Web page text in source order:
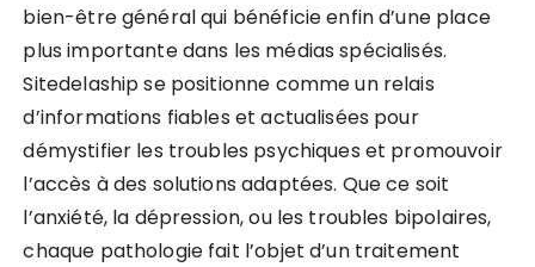
bien-être général qui bénéficie enfin d’une place
plus importante dans les médias spécialisés.
Sitedelaship se positionne comme un relais
d’informations fiables et actualisées pour
démystifier les troubles psychiques et promouvoir
l’accès à des solutions adaptées. Que ce soit
l’anxiété, la dépression, ou les troubles bipolaires,
chaque pathologie fait l’objet d’un traitement